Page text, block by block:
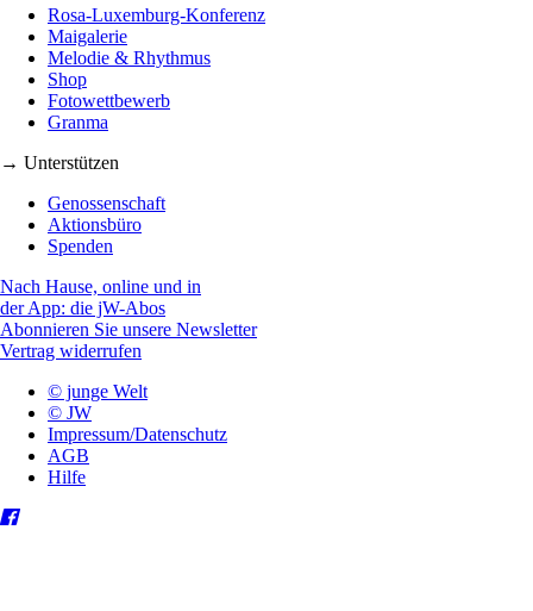
Rosa-Luxemburg-Konferenz
Maigalerie
Melodie & Rhythmus
Shop
Fotowettbewerb
Granma
→ Unterstützen
Genossenschaft
Aktionsbüro
Spenden
Nach Hause, online und in
der App: die jW-Abos
Abonnieren Sie unsere Newsletter
Vertrag widerrufen
© junge Welt
© JW
Impressum/Datenschutz
AGB
Hilfe